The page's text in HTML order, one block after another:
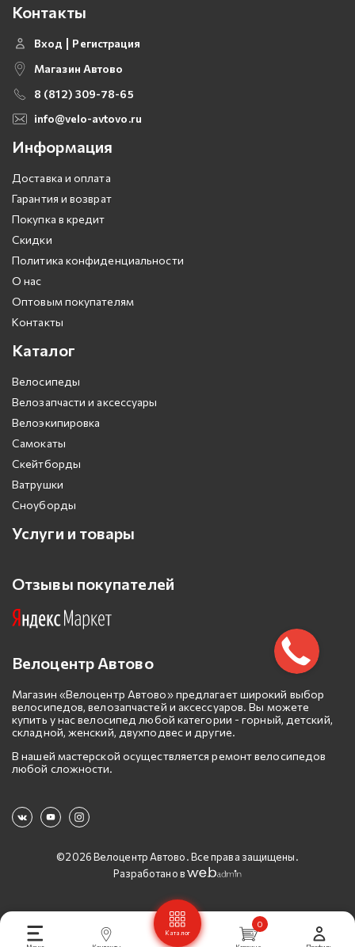
Контакты
Вход
Регистрация
Магазин Автово
8 (812) 309-78-65
info@velo-avtovo.ru
Информация
Доставка и оплата
Гарантия и возврат
Покупка в кредит
Скидки
Политика конфиденциальности
О нас
Оптовым покупателям
Контакты
Каталог
Велосипеды
Велозапчасти и аксессуары
Велоэкипировка
Самокаты
Скейтборды
Ватрушки
Сноуборды
Услуги и товары
Отзывы покупателей
Велоцентр Автово
Магазин «Велоцентр Автово» предлагает широкий выбор
велосипедов, велозапчастей и аксессуаров. Вы можете
купить у нас велосипед любой категории - горный, детский,
складной, женский, двухподвес и другие.
В нашей мастерской осуществляется ремонт велосипедов
любой сложности.
©2026 Велоцентр Автово. Все права защищены.
Разработано в
Каталог
0